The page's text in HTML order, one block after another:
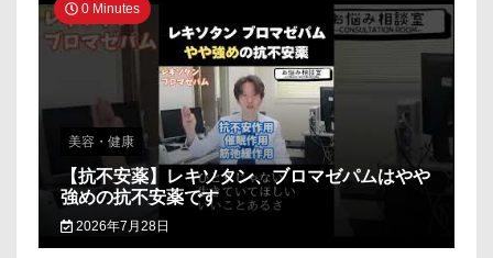
0 Minutes
美容・健康
【抗不安薬】レキソタン、ブロマゼパムはやや
強めの抗不安薬です
2026年7月28日